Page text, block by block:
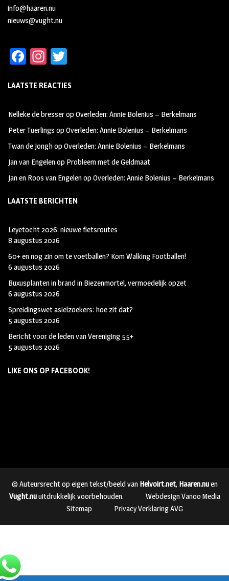
info@haaren.nu
nieuws@vught.nu
Fa
b
oo
k
In
ag
m
tt
LAATSTE REACTIES
Nelleke de bresseropOverleden: Annie Bolenius – Berkelmans
Peter Tuerlings opOverleden: Annie Bolenius – Berkelmans
Twan de JonghopOverleden: Annie Bolenius – Berkelmans
Jan van Engelenop Probleem met de Geldmaat
Jan en Roos van EngelenopOverleden: Annie Bolenius – Berkelmans
LAATSTE BERICHTEN
Leyetocht 2026: nieuwe fietsroutes
8 augustus 2026
60+ en nog zin om te voetballen? Kom Walking Footballen!
6 augustus 2026
Buxusplanten in brand in Biezenmortel, vermoedelijk opzet
6 augustus 2026
Spreidingswet asielzoekers: hoe zit dat?
5 augustus 2026
Bericht voor de leden van Vereniging 55+
5 augustus 2026
LIKE ONS OP FACEBOOK!
© Auteursrecht op eigen tekst/beeld van Helvoirt.net, Haaren.nuen
Vught.nuuitdrukkelijk voorbehouden.
Webdesign Vanoo Media
Sitemap
Privacy Verklaring AVG